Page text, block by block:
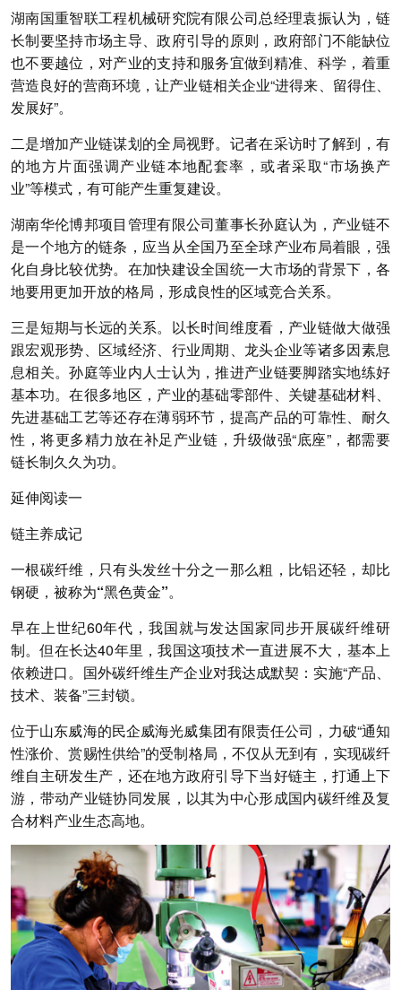
湖南国重智联工程机械研究院有限公司总经理袁振认为，链
长制要坚持市场主导、政府引导的原则，政府部门不能缺位
也不要越位，对产业的支持和服务宜做到精准、科学，着重
营造良好的营商环境，让产业链相关企业“进得来、留得住、
发展好”。
二是增加产业链谋划的全局视野。 记者在采访时了解到，有
的地方片面强调产业链本地配套率，或者采取“市场换产
业”等模式，有可能产生重复建设。
湖南华伦博邦项目管理有限公司董事长孙庭认为，产业链不
是一个地方的链条，应当从全国乃至全球产业布局着眼，强
化自身比较优势。在加快建设全国统一大市场的背景下，各
地要用更加开放的格局，形成良性的区域竞合关系。
三是短期与长远的关系。 以长时间维度看，产业链做大做强
跟宏观形势、区域经济、行业周期、龙头企业等诸多因素息
息相关。孙庭等业内人士认为，推进产业链要脚踏实地练好
基本功。在很多地区，产业的基础零部件、关键基础材料、
先进基础工艺等还存在薄弱环节，提高产品的可靠性、耐久
性，将更多精力放在补足产业链，升级做强“底座”，都需要
链长制久久为功。
延伸阅读一
链主养成记
一根碳纤维，只有头发丝十分之一那么粗，比铝还轻，却比
钢硬，被称为“黑色黄金”。
早在上世纪60年代，我国就与发达国家同步开展碳纤维研
制。但在长达40年里，我国这项技术一直进展不大，基本上
依赖进口。国外碳纤维生产企业对我达成默契：实施“产品、
技术、装备”三封锁。
位于山东威海的民企威海光威集团有限责任公司，力破“通知
性涨价、赏赐性供给”的受制格局，不仅从无到有，实现碳纤
维自主研发生产，还在地方政府引导下当好链主，打通上下
游，带动产业链协同发展，以其为中心形成国内碳纤维及复
合材料产业生态高地。